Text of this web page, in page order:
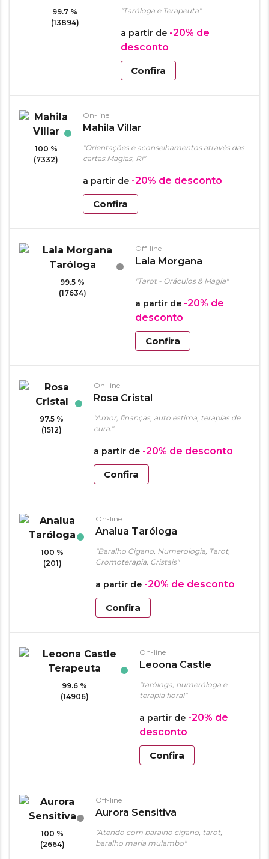
99.7 %
(13894)
"Taróloga e Terapeuta"
a partir de -20% de
desconto
Confira
100 %
(7332)
On-line
Mahila Villar
"Orientações e aconselhamentos através das
cartas.Magias, Ri"
a partir de -20% de desconto
Confira
99.5 %
(17634)
Off-line
Lala Morgana
Taróloga
"Tarot - Oráculos & Magia"
a partir de -20% de
desconto
Confira
97.5 %
(1512)
On-line
Rosa Cristal
"Amor, finanças, auto estima, terapias de
cura."
a partir de -20% de desconto
Confira
100 %
(201)
On-line
Analua Taróloga
"Baralho Cigano, Numerologia, Tarot,
Cromoterapia, Cristais"
a partir de -20% de desconto
Confira
99.6 %
(14906)
On-line
Leoona Castle
Terapeuta
"taróloga, numeróloga e
terapia floral"
a partir de -20% de
desconto
Confira
100 %
(2664)
Off-line
Aurora Sensitiva
"Atendo com baralho cigano, tarot,
baralho maria mulambo"